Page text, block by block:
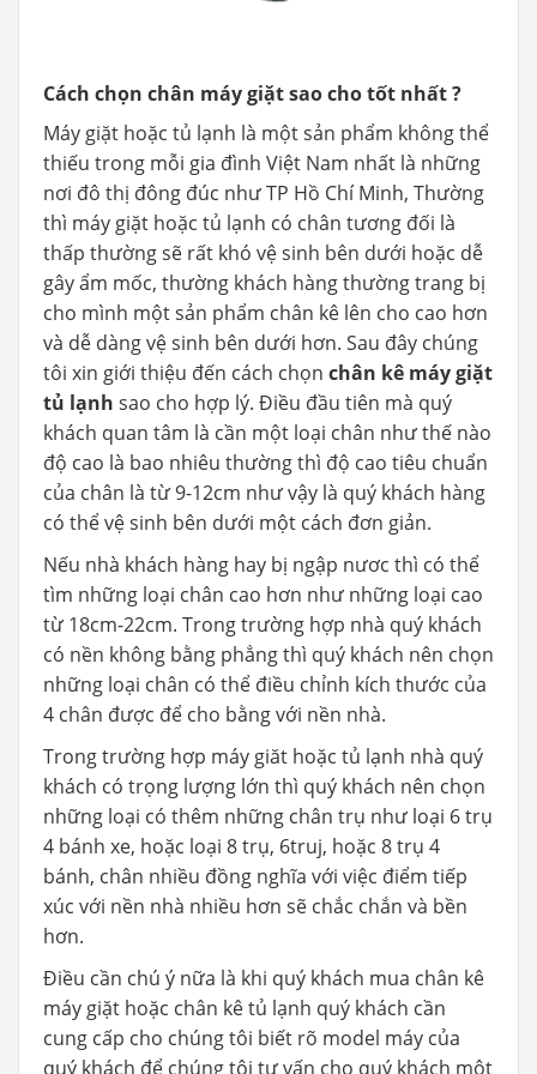
Cách chọn chân máy giặt sao cho tốt nhất ?
Máy giặt hoặc tủ lạnh là một sản phẩm không thể
thiếu trong mỗi gia đình Việt Nam nhất là những
nơi đô thị đông đúc như TP Hồ Chí Minh, Thường
thì máy giặt hoặc tủ lạnh có chân tương đối là
thấp thường sẽ rất khó vệ sinh bên dưới hoặc dễ
gây ẩm mốc, thường khách hàng thường trang bị
cho mình một sản phẩm chân kê lên cho cao hơn
và dễ dàng vệ sinh bên dưới hơn. Sau đây chúng
tôi xin giới thiệu đến cách chọn chân kê máy giặt
tủ lạnh sao cho hợp lý. Điều đầu tiên mà quý
khách quan tâm là cần một loại chân như thế nào
độ cao là bao nhiêu thường thì độ cao tiêu chuẩn
của chân là từ 9-12cm như vậy là quý khách hàng
có thể vệ sinh bên dưới một cách đơn giản.
Nếu nhà khách hàng hay bị ngập nươc thì có thể
tìm những loại chân cao hơn như những loại cao
từ 18cm-22cm. Trong trường hợp nhà quý khách
có nền không bằng phẳng thì quý khách nên chọn
những loại chân có thể điều chỉnh kích thước của
4 chân được để cho bằng với nền nhà.
Trong trường hợp máy giăt hoặc tủ lạnh nhà quý
khách có trọng lượng lớn thì quý khách nên chọn
những loại có thêm những chân trụ như loại 6 trụ
4 bánh xe, hoặc loại 8 trụ, 6truj, hoặc 8 trụ 4
bánh, chân nhiều đồng nghĩa với việc điểm tiếp
xúc với nền nhà nhiều hơn sẽ chắc chắn và bền
hơn.
Điều cần chú ý nữa là khi quý khách mua chân kê
máy giặt hoặc chân kê tủ lạnh quý khách cần
cung cấp cho chúng tôi biết rõ model máy của
quý khách để chúng tôi tư vấn cho quý khách một